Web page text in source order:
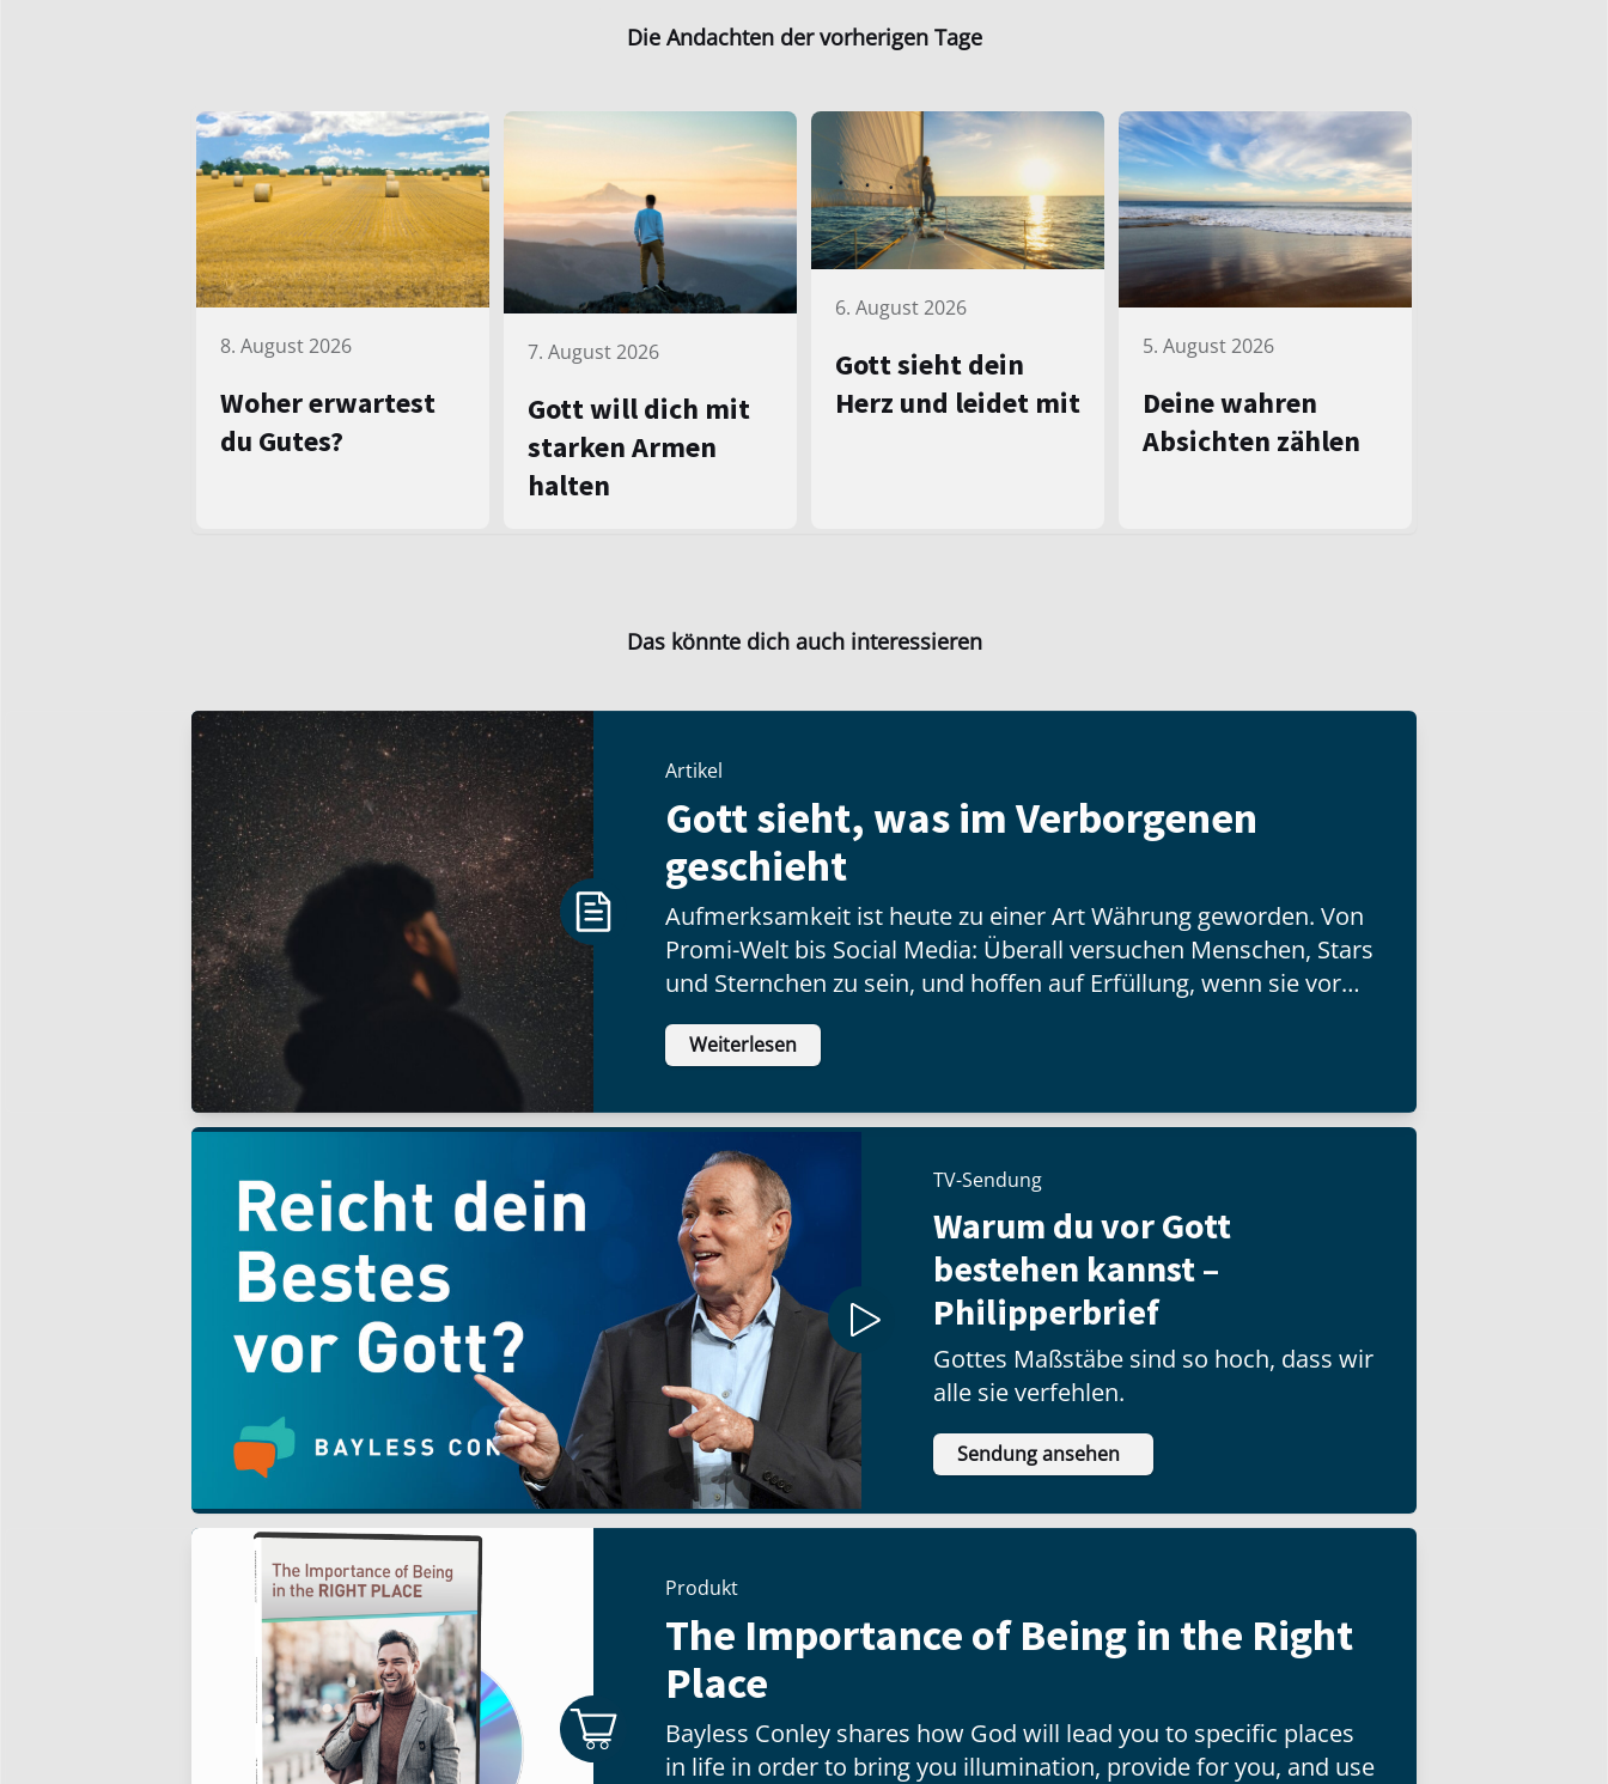
Die Andachten der vorherigen Tage
8. August 2026
Woher erwartest
du Gutes?
7. August 2026
Gott will dich mit
starken Armen
halten
6. August 2026
Gott sieht dein
Herz und leidet mit
5. August 2026
Deine wahren
Absichten zählen
Das könnte dich auch interessieren
Artikel
Gott sieht, was im Verborgenen
geschieht
Aufmerksamkeit ist heute zu einer Art Währung geworden. Von
Promi-Welt bis Social Media: Überall versuchen Menschen, Stars
und Sternchen zu sein, und hoffen auf Erfüllung, wenn sie vor
vielen Menschen glänzen können.
Weiterlesen
TV-Sendung
Warum du vor Gott
bestehen kannst –
Philipperbrief
Gottes Maßstäbe sind so hoch, dass wir
alle sie verfehlen.
Sendung ansehen
Produkt
The Importance of Being in the Right
Place
Bayless Conley shares how God will lead you to specific places
in life in order to bring you illumination, provide for you, and use